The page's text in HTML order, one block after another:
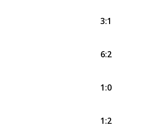
3:1
6:2
1:0
1:2